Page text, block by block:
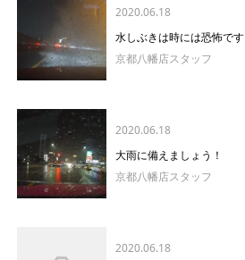
2020.06.18
水しぶきは時には恐怖です
京都八幡店スタッフ
2020.06.18
大雨に備えましょう！
京都八幡店スタッフ
2020.06.18